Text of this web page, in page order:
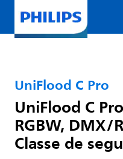
UniFlood C Pro
UniFlood C
RGBW, DMX/
Classe de